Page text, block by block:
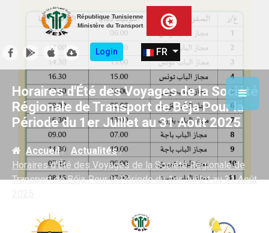
République Tunisienne
Ministère du Transport
Login Sélectionnez votre langue
FR
Horaires d'Été des Voyages de la Société
Régionale de Transport de Béja Pour la
Période du 1er Juillet au 31 Août 2025
Accueil
Actualités
Horaires d'Été des Voyages de la Société Régionale de
Transport de Béja Pour la Période du 1er Juillet au 31 Août